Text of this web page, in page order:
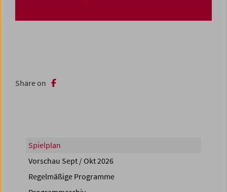
Share on
Spielplan
Vorschau Sept / Okt 2026
Regelmäßige Programme